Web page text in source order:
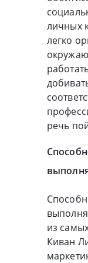
личных
легко
речь
из
Киван